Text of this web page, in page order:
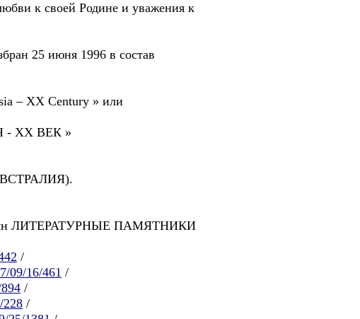
к своей Родине и уважения к
25 июня 1996 в состав
– XX Century » или
- ХХ ВЕК »
ЛИТЕРАТУРНЫЕ ПАМЯТНИКИ
/
09/16/461 /
/
228 /